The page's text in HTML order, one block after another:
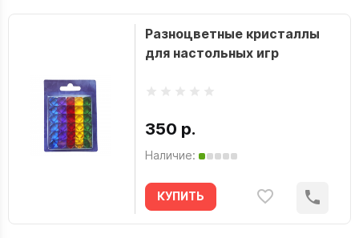
Разноцветные кристаллы
для настольных игр
350 р.
Наличие:
КУПИТЬ